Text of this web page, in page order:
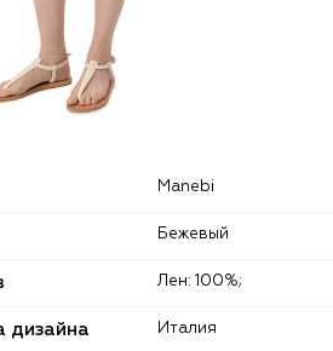
Manebi
Бежевый
Лен: 100%;
дизайна Италия